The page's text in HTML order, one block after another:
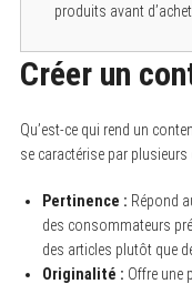
produits avant
Créer un
Qu’est-ce qui rend un
se caractérise par
Pertinence : Répond
des consommateurs
des articles plutôt que
Originalité : Offre une